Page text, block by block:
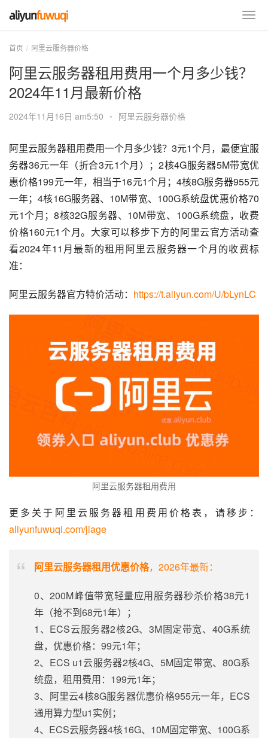
首页 阿里云服务器价格
阿里云服务器租用费用一个月多少钱？
2024年11月最新价格
2024年11月16日 am5:50 • 阿里云服务器价格
阿里云服务器租用费用一个月多少钱？3元1个月，最便宜服
务器36元一年（折合3元1个月）；2核4G服务器5M带宽优
惠价格199元一年，相当于16元1个月；4核8G服务器955元
一年；4核16G服务器、10M带宽、100G系统盘优惠价格70
元1个月；8核32G服务器、10M带宽、100G系统盘，收费
价格160元1个月。大家可以移步下方的阿里云官方活动查
看2024年11月最新的租用阿里云服务器一个月的收费标
准：
阿里云服务器官方特价活动： https://t.aliyun.com/U/bLynLC
阿里云服务器租用费用
更多关于阿里云服务器租用费用价格表，请移步：
aliyunfuwuqi.com/jiage
阿里云服务器租用优惠价格，2026年最新：
0、200M峰值带宽轻量应用服务器秒杀价格38元1
年（抢不到68元1年）；
1、ECS云服务器2核2G、3M固定带宽、40G系统
盘，优惠价格：99元1年；
2、ECS u1云服务器2核4G、5M固定带宽、80G系
统盘，租用费用：199元1年；
3、阿里云4核8G服务器优惠价格955元一年，ECS
通用算力型u1实例；
4、ECS云服务器4核16G、10M固定带宽、100G系